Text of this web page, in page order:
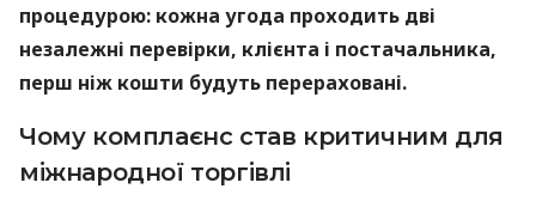
процедурою: кожна угода проходить дві
незалежні перевірки, клієнта і постачальника,
перш ніж кошти будуть перераховані.
Чому комплаєнс став критичним для
міжнародної торгівлі